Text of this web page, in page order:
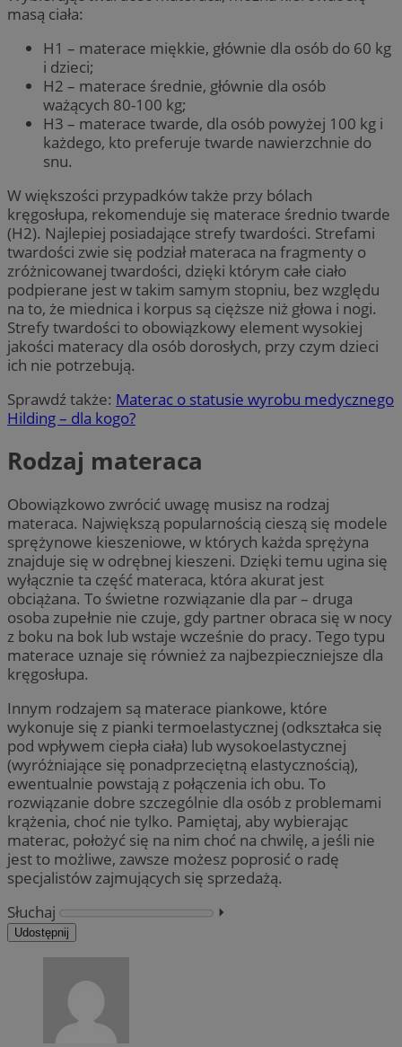
masą ciała:
H1 – materace miękkie, głównie dla osób do 60 kg
i dzieci;
H2 – materace średnie, głównie dla osób
ważących 80-100 kg;
H3 – materace twarde, dla osób powyżej 100 kg i
każdego, kto preferuje twarde nawierzchnie do
snu.
W większości przypadków także przy bólach
kręgosłupa, rekomenduje się materace średnio twarde
(H2). Najlepiej posiadające strefy twardości. Strefami
twardości zwie się podział materaca na fragmenty o
zróżnicowanej twardości, dzięki którym całe ciało
podpierane jest w takim samym stopniu, bez względu
na to, że miednica i korpus są cięższe niż głowa i nogi.
Strefy twardości to obowiązkowy element wysokiej
jakości materacy dla osób dorosłych, przy czym dzieci
ich nie potrzebują.
Sprawdź także: Materac o statusie wyrobu medycznego
Hilding – dla kogo?
Rodzaj materaca
Obowiązkowo zwrócić uwagę musisz na rodzaj
materaca. Największą popularnością cieszą się modele
sprężynowe kieszeniowe, w których każda sprężyna
znajduje się w odrębnej kieszeni. Dzięki temu ugina się
wyłącznie ta część materaca, która akurat jest
obciążana. To świetne rozwiązanie dla par – druga
osoba zupełnie nie czuje, gdy partner obraca się w nocy
z boku na bok lub wstaje wcześnie do pracy. Tego typu
materace uznaje się również za najbezpieczniejsze dla
kręgosłupa.
Innym rodzajem są materace piankowe, które
wykonuje się z pianki termoelastycznej (odkształca się
pod wpływem ciepła ciała) lub wysokoelastycznej
(wyróżniające się ponadprzeciętną elastycznością),
ewentualnie powstają z połączenia ich obu. To
rozwiązanie dobre szczególnie dla osób z problemami
krążenia, choć nie tylko. Pamiętaj, aby wybierając
materac, położyć się na nim choć na chwilę, a jeśli nie
jest to możliwe, zawsze możesz poprosić o radę
specjalistów zajmujących się sprzedażą.
Słuchaj
⏵︎
Udostępnij